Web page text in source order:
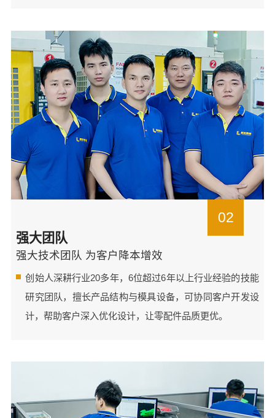
02
强大团队
强大技术团队 为客户降本增效
创始人深耕行业20多年，6位超过6年以上行业经验的技能
研究团队，擅长产品结构与模具设备，可协同客户开发设
计，帮助客户深入优化设计，让零配件品质更优。